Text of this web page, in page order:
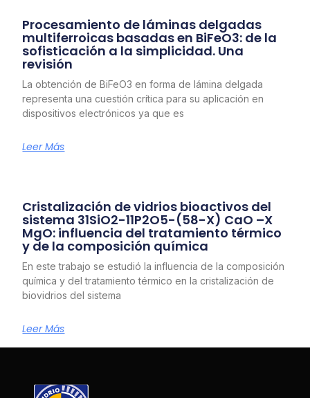
Procesamiento de láminas delgadas
multiferroicas basadas en BiFeO3: de la
sofisticación a la simplicidad. Una
revisión
La obtención de BiFeO3 en forma de lámina delgada
representa una cuestión crítica para su aplicación en
dispositivos electrónicos ya que es
Leer Más
Cristalización de vidrios bioactivos del
sistema 31SiO2-11P2O5-(58-X) CaO –X
MgO: influencia del tratamiento térmico
y de la composición química
En este trabajo se estudió la influencia de la composición
química y del tratamiento térmico en la cristalización de
biovidrios del sistema
Leer Más